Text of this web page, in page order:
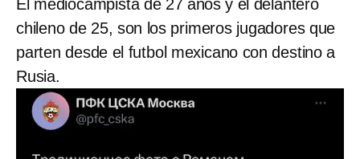
El mediocampista de 27 años y el delantero
chileno de 25, son los primeros jugadores que
parten desde el futbol mexicano con destino a
Rusia.